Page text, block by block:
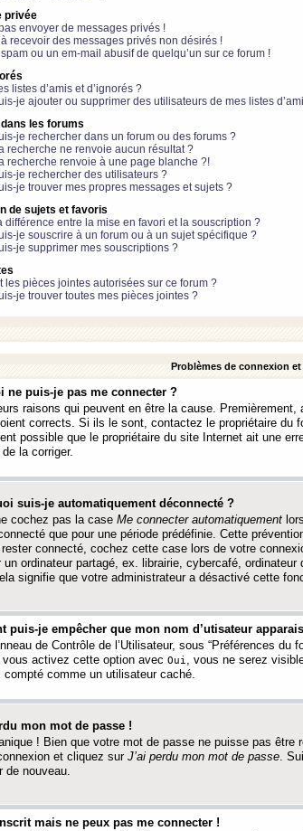
privée
envoyer de messages privés !
recevoir des messages privés non désirés !
ou un em-mail abusif de quelqu’un sur ce forum !
listes d’amis et d’ignorés ?
je ajouter ou supprimer des utilisateurs de mes listes
les forums
je rechercher dans un forum ou des forums ?
recherche ne renvoie aucun résultat ?
recherche renvoie à une page blanche ?!
je rechercher des utilisateurs ?
je trouver mes propres messages et sujets ?
de sujets et favoris
différence entre la mise en favori et la souscription ?
je souscrire à un forum ou à un sujet spécifique ?
je supprimer mes souscriptions ?
les pièces jointes autorisées sur ce forum ?
je trouver toutes mes pièces jointes ?
Problèmes de connexion
ne puis-je pas me connecter ?
raisons qui peuvent en être la cause.
corrects. Si ils le sont, contactez le propriétaire du
possible que le propriétaire du site Internet ait une
la corriger.
suis-je automatiquement déconnecté ?
cochez pas la case Me connecter automatiquement
que pour une période prédéfinie. Cette
connecté, cochez cette case lors de votre
un ordinateur partagé, ex. librairie, cybercafé,
signifie que votre administrateur a désactivé cette
puis-je empêcher que mon nom d’utisateur
de Contrôle de l’Utilisateur, sous “Préférences du
vous activez cette option avec Oui , vous ne serez
compté comme un utilisateur caché.
mon mot de passe !
! Bien que votre mot de passe ne puisse pas
et cliquez sur J’ai perdu mon mot de passe.
de nouveau.
mais ne peux pas me connecter !